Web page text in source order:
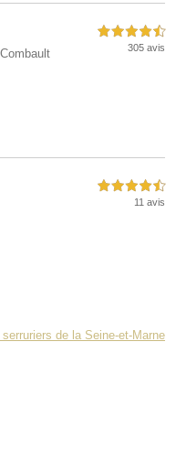
4,5 étoiles sur 5
305 avis
4,5 étoiles sur 5
11 avis
de la Seine-et-Marne